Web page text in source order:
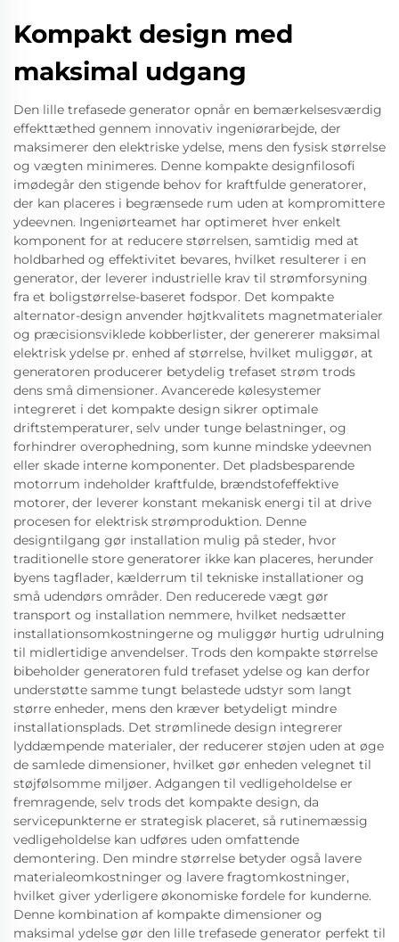
Kompakt design med
maksimal udgang
Den lille trefasede generator opnår en bemærkelsesværdig
effekttæthed gennem innovativ ingeniørarbejde, der
maksimerer den elektriske ydelse, mens den fysisk størrelse
og vægten minimeres. Denne kompakte designfilosofi
imødegår den stigende behov for kraftfulde generatorer,
der kan placeres i begrænsede rum uden at kompromittere
ydeevnen. Ingeniørteamet har optimeret hver enkelt
komponent for at reducere størrelsen, samtidig med at
holdbarhed og effektivitet bevares, hvilket resulterer i en
generator, der leverer industrielle krav til strømforsyning
fra et boligstørrelse-baseret fodspor. Det kompakte
alternator-design anvender højtkvalitets magnetmaterialer
og præcisionsviklede kobberlister, der genererer maksimal
elektrisk ydelse pr. enhed af størrelse, hvilket muliggør, at
generatoren producerer betydelig trefaset strøm trods
dens små dimensioner. Avancerede kølesystemer
integreret i det kompakte design sikrer optimale
driftstemperaturer, selv under tunge belastninger, og
forhindrer overophedning, som kunne mindske ydeevnen
eller skade interne komponenter. Det pladsbesparende
motorrum indeholder kraftfulde, brændstofeffektive
motorer, der leverer konstant mekanisk energi til at drive
procesen for elektrisk strømproduktion. Denne
designtilgang gør installation mulig på steder, hvor
traditionelle store generatorer ikke kan placeres, herunder
byens tagflader, kælderrum til tekniske installationer og
små udendørs områder. Den reducerede vægt gør
transport og installation nemmere, hvilket nedsætter
installationsomkostningerne og muliggør hurtig udrulning
til midlertidige anvendelser. Trods den kompakte størrelse
bibeholder generatoren fuld trefaset ydelse og kan derfor
understøtte samme tungt belastede udstyr som langt
større enheder, mens den kræver betydeligt mindre
installationsplads. Det strømlinede design integrerer
lyddæmpende materialer, der reducerer støjen uden at øge
de samlede dimensioner, hvilket gør enheden velegnet til
støjfølsomme miljøer. Adgangen til vedligeholdelse er
fremragende, selv trods det kompakte design, da
servicepunkterne er strategisk placeret, så rutinemæssig
vedligeholdelse kan udføres uden omfattende
demontering. Den mindre størrelse betyder også lavere
materialeomkostninger og lavere fragtomkostninger,
hvilket giver yderligere økonomiske fordele for kunderne.
Denne kombination af kompakte dimensioner og
maksimal ydelse gør den lille trefasede generator perfekt til